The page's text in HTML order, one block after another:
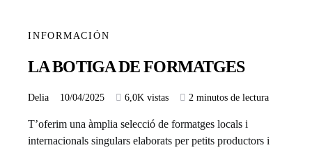
INFORMACIÓN
LA BOTIGA DE FORMATGES
Delia 10/04/2025 6,0K vistas 2 minutos de lectura
T’oferim una àmplia selecció de formatges locals i
internacionals singulars elaborats per petits productors i